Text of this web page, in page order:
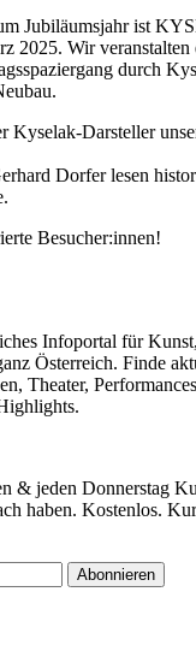
Jubiläumsjahr ist
2025. Wir veranstalten
durch
Darsteller
Dorfer lesen
Besucher:innen!
Infoportal für
Österreich. Finde
Theater,
& jeden Donnerstag
haben. Kostenlos.
Abonnieren